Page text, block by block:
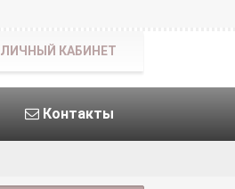
Контакты
ЛИЧНЫЙ КАБИНЕТ